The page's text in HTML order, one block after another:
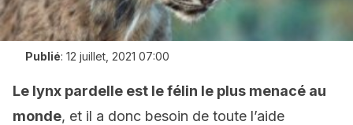
Publié: 12 juillet, 2021 07:00
Le lynx pardelle est le félin le plus menacé au
monde, et il a donc besoin de toute l’aide